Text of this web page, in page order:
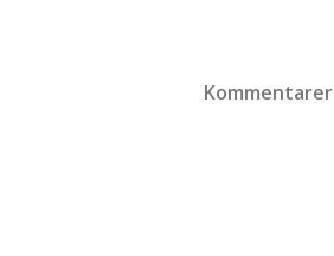
Kommentarer